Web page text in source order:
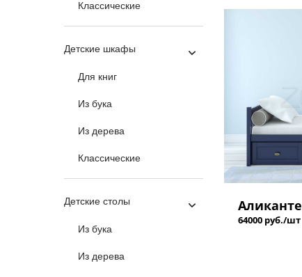
Классические
Детские шкафы
Для книг
Из бука
Из дерева
Классические
Детские столы
Из бука
Из дерева
Аликанте
64000 руб./шт